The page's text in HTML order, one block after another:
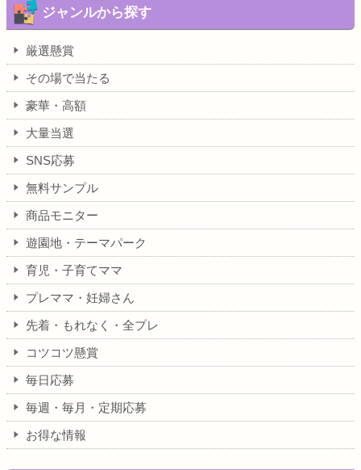
ジャンルから探す
厳選懸賞
その場で当たる
豪華・高額
大量当選
SNS応募
無料サンプル
商品モニター
遊園地・テーマパーク
育児・子育てママ
プレママ・妊婦さん
先着・もれなく・全プレ
コツコツ懸賞
毎日応募
毎週・毎月・定期応募
お得な情報